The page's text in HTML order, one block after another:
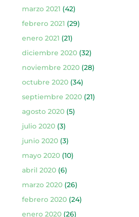
marzo 2021 (42)
febrero 2021 (29)
enero 2021 (21)
diciembre 2020(32)
noviembre 2020(28)
octubre 2020(34)
septiembre 2020(21)
agosto 2020(5)
julio 2020(3)
junio 2020(3)
mayo 2020(10)
abril 2020(6)
marzo 2020(26)
febrero 2020(24)
enero 2020(26)